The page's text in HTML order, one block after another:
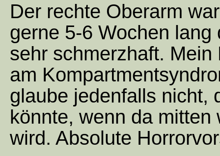
Der rechte Oberarm
gerne 5-6 Wochen
sehr schmerzhaft.
am
glaube jedenfalls nicht,
könnte, wenn da
wird. Absolute